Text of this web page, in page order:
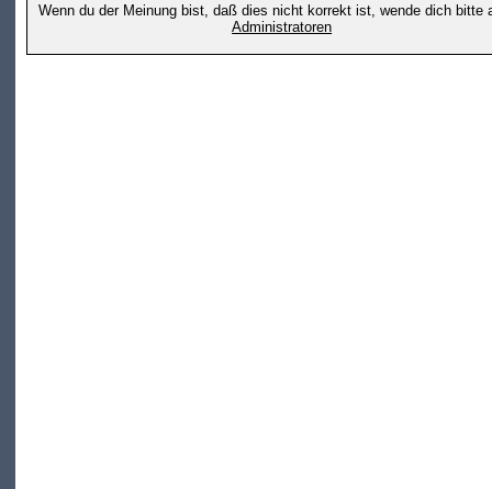
Wenn du der Meinung bist, daß dies nicht korrekt ist, wende dich bitte
Administratoren